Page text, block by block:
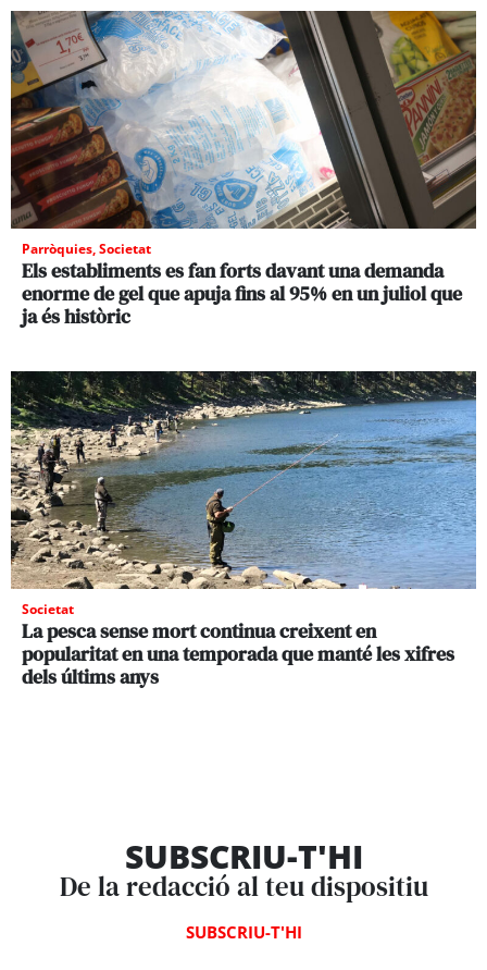
Parròquies,Societat
Els establiments es fan forts davant una demanda
enorme de gel que apuja fins al 95% en un juliol que
ja és històric
Societat
La pesca sense mort continua creixent en
popularitat en una temporada que manté les xifres
dels últims anys
SUBSCRIU-T'HI
De la redacció al teu dispositiu
SUBSCRIU-T'HI